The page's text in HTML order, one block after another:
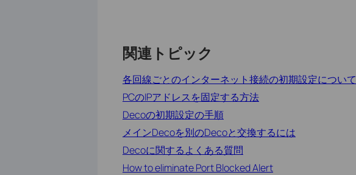
関連トピック
各回線ごとのインターネット接続の初期設定について
PCのIPアドレスを固定する方法
Decoの初期設定の手順
メインDecoを別のDecoと交換するには
Decoに関するよくある質問
How to eliminate Port Blocked Alert